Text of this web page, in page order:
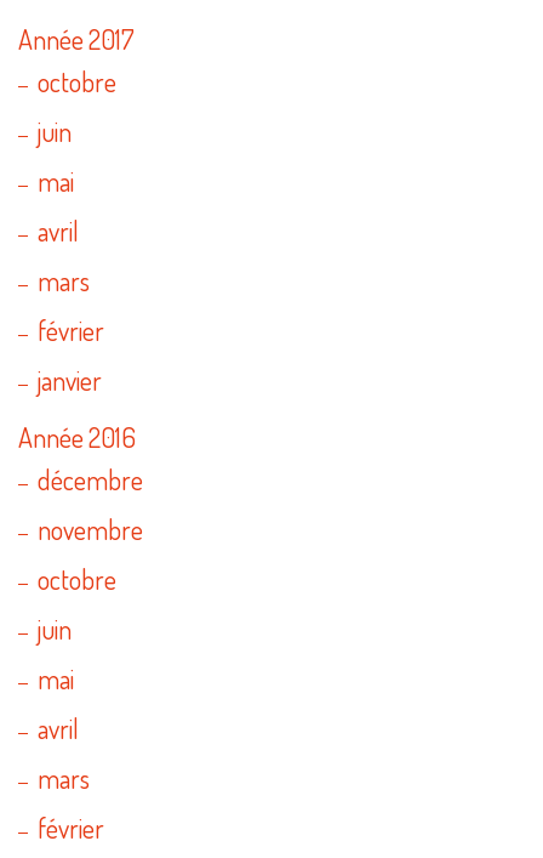
Année 2017
octobre
juin
mai
avril
mars
février
janvier
Année 2016
décembre
novembre
octobre
juin
mai
avril
mars
février